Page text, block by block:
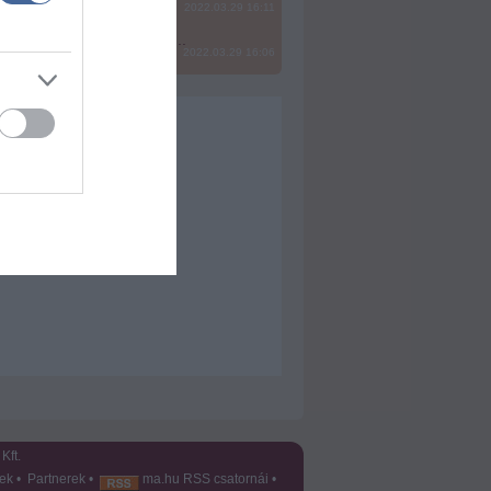
2022.03.29 16:11
2022.03.29 16:06
• Partnerek• ma.hu RSS csatornái •